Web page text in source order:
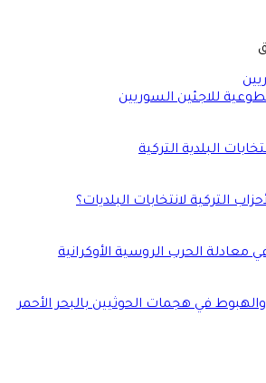
للاجئين السوريين
البلدية التركية
التركية لانتخابات البلديات؟
معادلة الحرب الروسية الأوكرانية
في هجمات الحوثيين بالبحر الأحمر